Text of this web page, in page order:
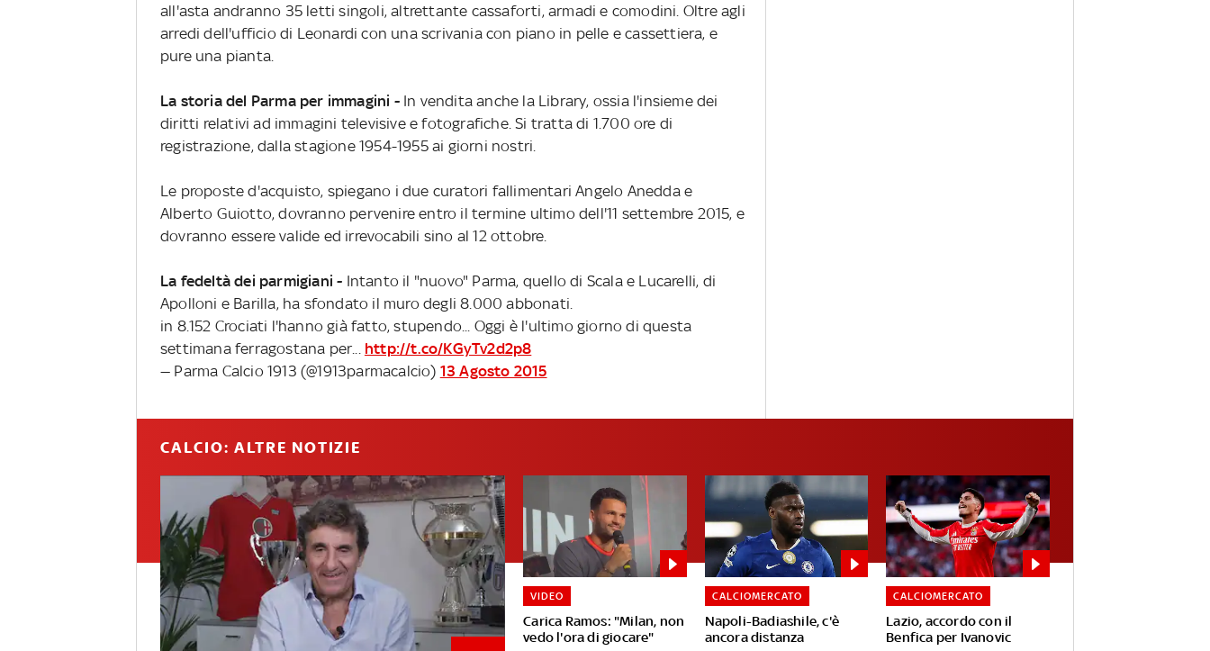
all'asta andranno 35 letti singoli, altrettante cassaforti, armadi e comodini. Oltre agli
arredi dell'ufficio di Leonardi con una scrivania con piano in pelle e cassettiera, e
pure una pianta.
La storia del Parma per immagini - In vendita anche la Library, ossia l'insieme dei
diritti relativi ad immagini televisive e fotografiche. Si tratta di 1.700 ore di
registrazione, dalla stagione 1954-1955 ai giorni nostri.
Le proposte d'acquisto, spiegano i due curatori fallimentari Angelo Anedda e
Alberto Guiotto, dovranno pervenire entro il termine ultimo dell'11 settembre 2015, e
dovranno essere valide ed irrevocabili sino al 12 ottobre.
La fedeltà dei parmigiani - Intanto il "nuovo" Parma, quello di Scala e Lucarelli, di
Apolloni e Barilla, ha sfondato il muro degli 8.000 abbonati.
in 8.152 Crociati l'hanno già fatto, stupendo... Oggi è l'ultimo giorno di questa
settimana ferragostana per... http://t.co/KGyTv2d2p8
— Parma Calcio 1913 (@1913parmacalcio) 13 Agosto 2015
CALCIO: ALTRE NOTIZIE
Carica Ramos: "Milan, non
vedo l'ora di giocare"
VIDEO
Napoli-Badiashile, c'è
ancora distanza
CALCIOMERCATO
Lazio, accordo con il
Benfica per Ivanovic
CALCIOMERCATO